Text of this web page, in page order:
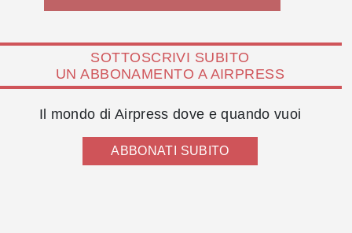
SOTTOSCRIVI SUBITO
UN ABBONAMENTO A AIRPRESS
Il mondo di Airpress dove e quando vuoi
ABBONATI SUBITO